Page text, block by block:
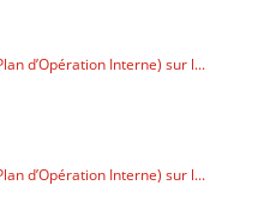
d’Opération Interne) sur l...
d’Opération Interne) sur l...